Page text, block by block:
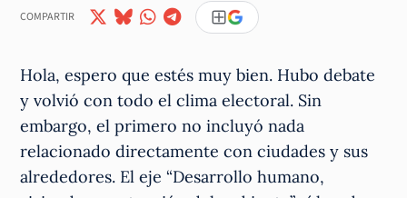
COMPARTIR
Hola, espero que estés muy bien. Hubo debate
y volvió con todo el clima electoral. Sin
embargo, el primero no incluyó nada
relacionado directamente con ciudades y sus
alrededores. El eje “Desarrollo humano,